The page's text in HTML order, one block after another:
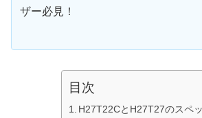
ザー必見！
目次
H27T22CとH27T27のスペ